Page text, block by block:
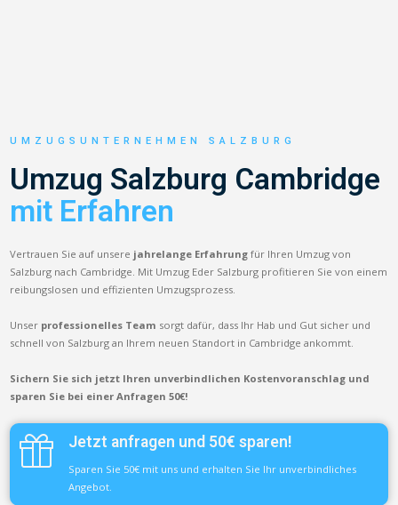
UMZUGSUNTERNEHMEN SALZBURG
Umzug Salzburg Cambridge
mit Erfahren
Vertrauen Sie auf unsere jahrelange Erfahrung für Ihren Umzug von
Salzburg nach Cambridge. Mit Umzug Eder Salzburg profitieren Sie von einem
reibungslosen und effizienten Umzugsprozess.
Unser professionelles Team sorgt dafür, dass Ihr Hab und Gut sicher und
schnell von Salzburg an Ihrem neuen Standort in Cambridge ankommt.
Sichern Sie sich jetzt Ihren unverbindlichen Kostenvoranschlag und
sparen Sie bei einer Anfragen 50€!
Jetzt anfragen und 50€ sparen!
Sparen Sie 50€ mit uns und erhalten Sie Ihr unverbindliches
Angebot.